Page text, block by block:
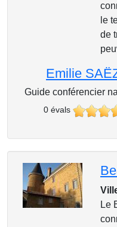
le
de
Emilie
Guide conférencier
0 évals
Le